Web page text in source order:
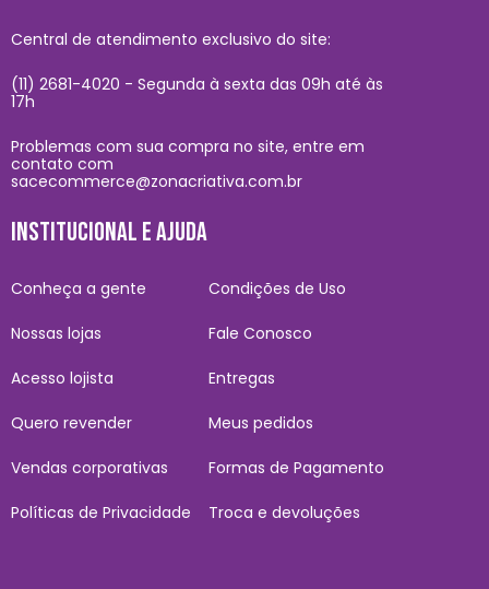
Central de atendimento exclusivo do site:
(11) 2681-4020 - Segunda à sexta das 09h até às
17h
Problemas com sua compra no site, entre em
contato com
sacecommerce@zonacriativa.com.br
INSTITUCIONAL E AJUDA
Conheça a gente
Nossas lojas
Acesso lojista
Quero revender
Vendas corporativas
Políticas de Privacidade
Condições de Uso
Fale Conosco
Entregas
Meus pedidos
Formas de Pagamento
Troca e devoluções